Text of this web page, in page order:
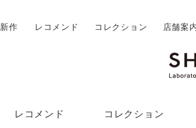
レコメンド コレクション
新作 レコメンド コレクション 店舗案